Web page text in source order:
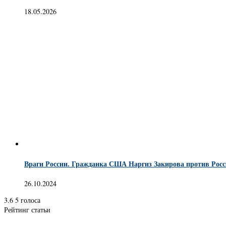
18.05.2026
Враги России. Гражданка США Наргиз Закирова против
26.10.2024
3.6 5 голоса
Рейтинг статьи